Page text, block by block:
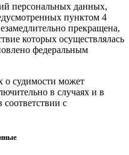
персональных данных,
пунктом 4
прекращена,
которых осуществлялась
федеральным
о судимости может
в случаях и в
соответствии с